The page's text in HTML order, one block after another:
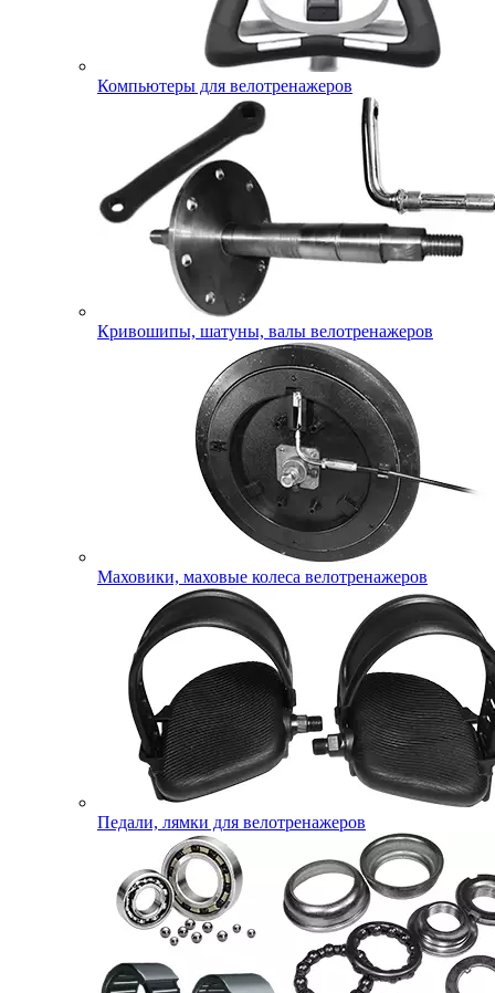
Компьютеры для велотренажеров
Кривошипы, шатуны, валы велотренажеров
Маховики, маховые колеса велотренажеров
Педали, лямки для велотренажеров